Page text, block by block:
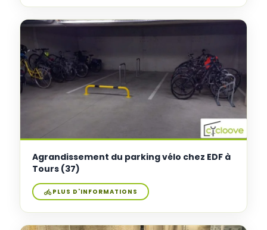
Agrandissement du parking vélo chez EDF à
Tours (37)
PLUS D'INFORMATIONS